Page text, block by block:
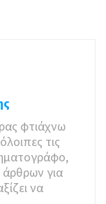
φτιάχνω
τις
για
να